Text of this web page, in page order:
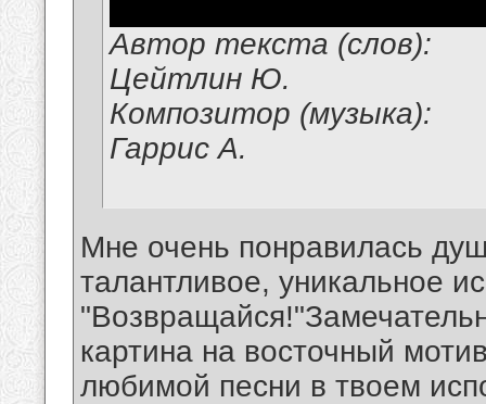
Автор текста (слов):
Цейтлин Ю.
Композитор (музыка):
Гаррис А.
Мне очень понравилась
талантливое, уникальное
картина на восточный
любимой песни в твоем